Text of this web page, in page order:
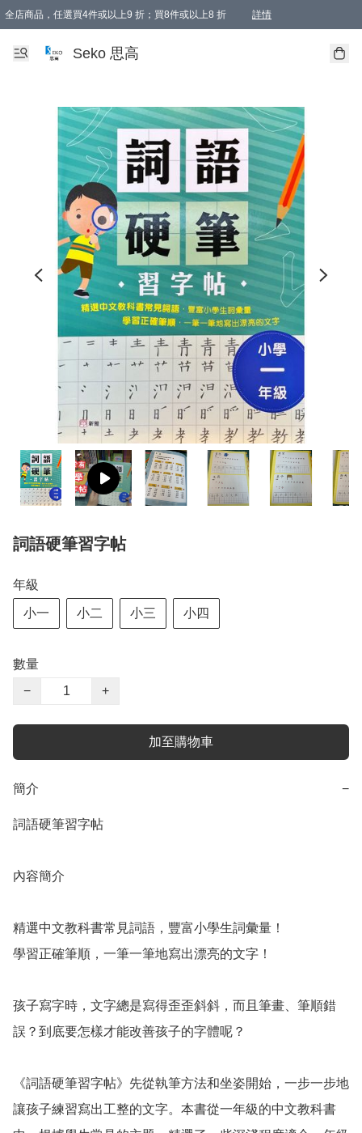
全店商品，任選買4件或以上9 折；買8件或以上8 折 詳情
新會員首次購物即享全單 95 折優惠！
購物滿198, 全單免運
Seko 思高
詞語硬筆習字帖
年級
小一 小二 小三 小四
數量
−
+
加至購物車
簡介 −
詞語硬筆習字帖
內容簡介
精選中文教科書常見詞語，豐富小學生詞彙量！
學習正確筆順，一筆一筆地寫出漂亮的文字！
孩子寫字時，文字總是寫得歪歪斜斜，而且筆畫、筆順錯
誤？到底要怎樣才能改善孩子的字體呢？
《詞語硬筆習字帖》先從執筆方法和坐姿開始，一步一步地
讓孩子練習寫出工整的文字。本書從一年級的中文教科書